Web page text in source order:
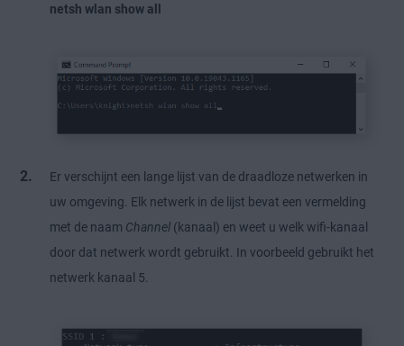
netsh wlan show all
Er verschijnt een lange lijst van de draadloze netwerken in
uw omgeving. Elk netwerk in de lijst bevat een vermelding
met de naam Channel (kanaal) en weet u welk wifi-kanaal
door dat netwerk wordt gebruikt. In voorbeeld gebruikt het
netwerk kanaal 5.